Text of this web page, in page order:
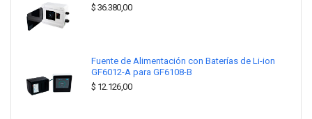
$ 36.380,00
Fuente de Alimentación con Baterías de Li-ion
GF6012-A para GF6108-B
$ 12.126,00